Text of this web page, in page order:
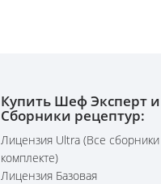
Купить Шеф Эксперт и
Сборники рецептур:
Лицензия Ultra (Все
комплекте)
Лицензия Базовая